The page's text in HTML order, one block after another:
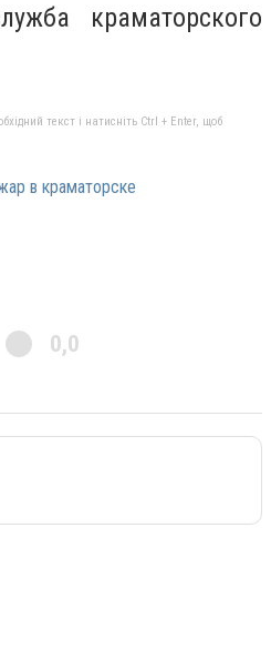
краматорского
текст і натисніть Ctrl + Enter, щоб
в краматорске
0,0